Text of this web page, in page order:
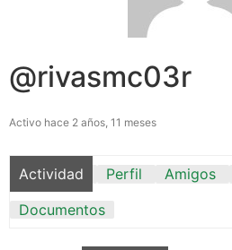
@rivasmc03r
Activo hace 2 años, 11 meses
Actividad Perfil Amigos
Documentos